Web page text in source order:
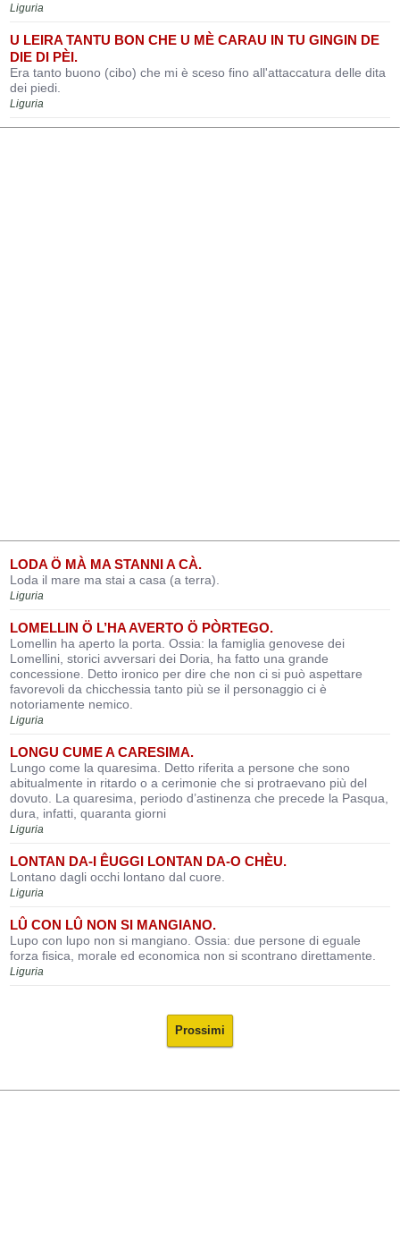
Liguria
U LEIRA TANTU BON CHE U MÈ CARAU IN TU GINGIN DE
DIE DI PÈI.
Era tanto buono (cibo) che mi è sceso fino all'attaccatura delle dita
dei piedi.
Liguria
LODA Ö MÀ MA STANNI A CÀ.
Loda il mare ma stai a casa (a terra).
Liguria
LOMELLIN Ö L’HA AVERTO Ö PÒRTEGO.
Lomellin ha aperto la porta. Ossia: la famiglia genovese dei
Lomellini, storici avversari dei Doria, ha fatto una grande
concessione. Detto ironico per dire che non ci si può aspettare
favorevoli da chicchessia tanto più se il personaggio ci è
notoriamente nemico.
Liguria
LONGU CUME A CARESIMA.
Lungo come la quaresima. Detto riferita a persone che sono
abitualmente in ritardo o a cerimonie che si protraevano più del
dovuto. La quaresima, periodo d’astinenza che precede la Pasqua,
dura, infatti, quaranta giorni
Liguria
LONTAN DA-I ÊUGGI LONTAN DA-O CHÈU.
Lontano dagli occhi lontano dal cuore.
Liguria
LÛ CON LÛ NON SI MANGIANO.
Lupo con lupo non si mangiano. Ossia: due persone di eguale
forza fisica, morale ed economica non si scontrano direttamente.
Liguria
Prossimi